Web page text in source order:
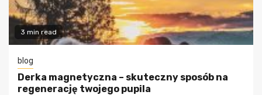
3 min read
blog
Derka magnetyczna – skuteczny sposób na
regenerację twojego pupila